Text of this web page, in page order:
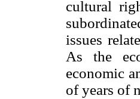
cultural
issues
As the
economic
of years of